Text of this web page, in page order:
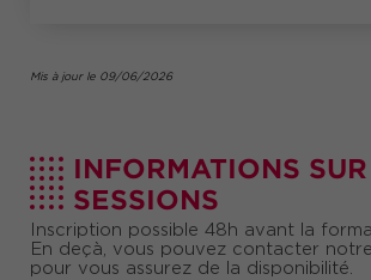
Mis à jour le 09/06/2026
INFORMATIONS
SESSIONS
Inscription possible 48h avant la
En deçà, vous pouvez contacter notre
pour vous assurez de la disponibilité.